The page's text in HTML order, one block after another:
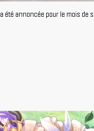
a été annoncée pour le mois de